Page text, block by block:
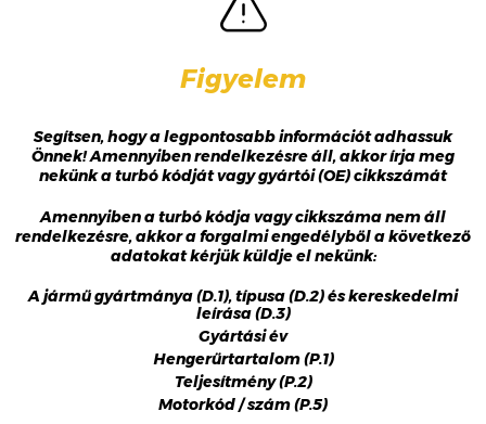
Figyelem
Segítsen, hogy a legpontosabb információt adhassuk
Önnek! Amennyiben rendelkezésre áll, akkor írja meg
nekünk a turbó kódját vagy gyártói (OE) cikkszámát
Amennyiben a turbó kódja vagy cikkszáma nem áll
rendelkezésre, akkor a forgalmi engedélyből a következő
adatokat kérjük küldje el nekünk:
A jármű gyártmánya (D.1), típusa (D.2) és kereskedelmi
leírása (D.3)
Gyártási év
Hengerűrtartalom (P.1)
Teljesítmény (P.2)
Motorkód / szám (P.5)